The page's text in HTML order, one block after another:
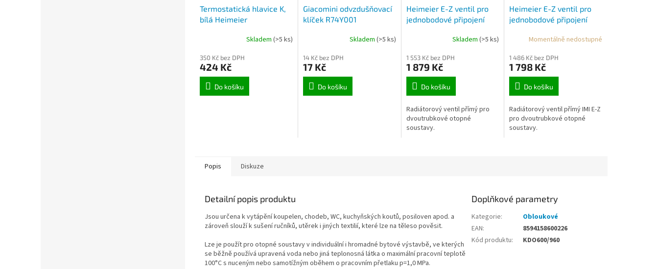
Termostatická hlavice K,
bílá Heimeier
Skladem (>5 ks)
350 Kč bez DPH
424 Kč
Do košíku
Giacomini odvzdušňovací
klíček R74Y001
Skladem (>5 ks)
14 Kč bez DPH
17 Kč
Do košíku
Heimeier E-Z ventil pro
jednobodové připojení
Skladem(>5 ks)
1 553 Kč bez DPH
1 879 Kč
Do košíku
Radiátorový ventil přímý pro
dvoutrubkové otopné
soustavy.
Heimeier E-Z ventil pro
jednobodové připojení
Momentálně nedostupné
1 486 Kč bez DPH
1 798 Kč
Do košíku
Radiátorový ventil přímý IMI E-Z
pro dvoutrubkové otopné
soustavy.
Popis Diskuze
Detailní popis produktu
Jsou určena k vytápění koupelen, chodeb, WC, kuchyňských koutů, posiloven apod. a
zároveň slouží k sušení ručníků, utěrek i jiných textilií, které lze na těleso pověsit.
Lze je použít pro otopné soustavy v individuální i hromadné bytové výstavbě, ve kterých
se běžně používá upravená voda nebo jiná teplonosná látka o maximální pracovní teplotě
100°C s nuceným nebo samotížným oběhem o pracovním přetlaku p=1,0 MPa.
Doplňkové parametry
Kategorie:
Obloukové
EAN:
8594158600226
Kód produktu: KDO600/960